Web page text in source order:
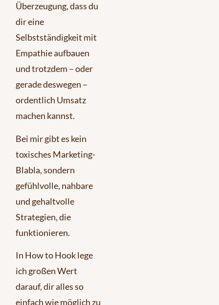
Überzeugung, dass du
dir eine
Selbstständigkeit mit
Empathie aufbauen
und trotzdem – oder
gerade deswegen –
ordentlich Umsatz
machen kannst.
Bei mir gibt es kein
toxisches Marketing-
Blabla, sondern
gefühlvolle, nahbare
und gehaltvolle
Strategien, die
funktionieren.
In How to Hook lege
ich großen Wert
darauf, dir alles so
einfach wie möglich zu